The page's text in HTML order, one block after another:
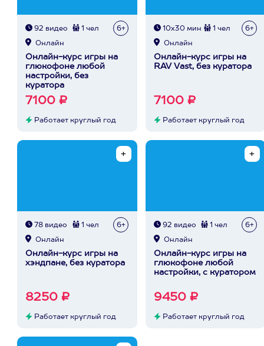
92 видео 1 чел 6+
Онлайн
Онлайн-курс игры на
глюкофоне любой
настройки, без
куратора
7100 ₽
Работает круглый год
10х30 мин 1 чел 6+
Онлайн
Онлайн-курс игры на
RAV Vast, без куратора
7100 ₽
Работает круглый год
78 видео 1 чел 6+
Онлайн
Онлайн-курс игры на
хэндпане, без куратора
8250 ₽
Работает круглый год
92 видео 1 чел 6+
Онлайн
Онлайн-курс игры на
глюкофоне любой
настройки, с куратором
9450 ₽
Работает круглый год